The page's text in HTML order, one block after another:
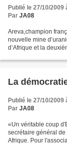
Publié le 27/10/2009
Par JA08
Areva,champion
nouvelle mine
d’Afrique et la
La
Publié le 27/10/2009
Par JA08
«Un véritable coup
secrétaire général
Afrique. Pour